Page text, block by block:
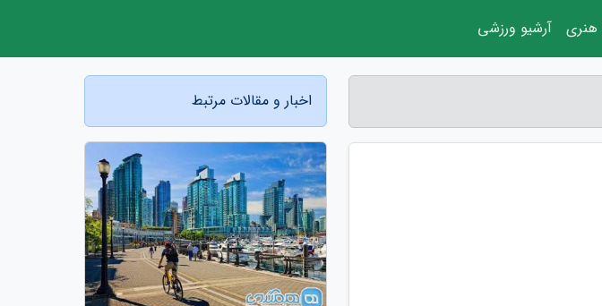
اخبار و مقالات مرتبط
هنری آرشیو ورزشی